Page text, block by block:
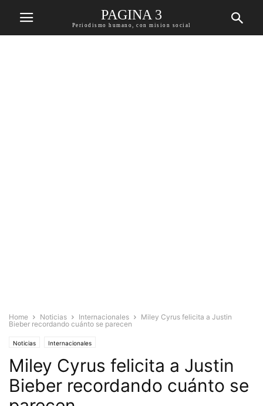
PAGINA 3
Periodismo humano, con mision social
Home Noticias Internacionales
Miley Cyrus felicita a Justin
Bieber recordando cuánto se parecen
Noticias Internacionales
Miley Cyrus felicita a Justin
Bieber recordando cuánto se